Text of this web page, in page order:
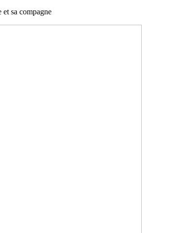
sa compagne